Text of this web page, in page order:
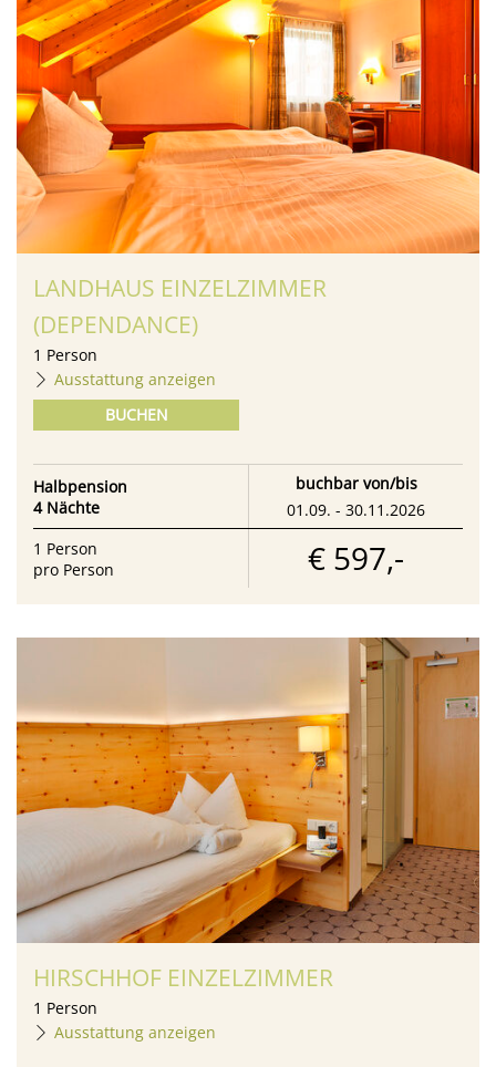
LANDHAUS EINZELZIMMER
(DEPENDANCE)
1 Person
Ausstattung anzeigen
BUCHEN
Halbpension
4 Nächte
buchbar von/bis
01.09. - 30.11.2026
1 Person
pro Person
€ 597,-
HIRSCHHOF EINZELZIMMER
1 Person
Ausstattung anzeigen